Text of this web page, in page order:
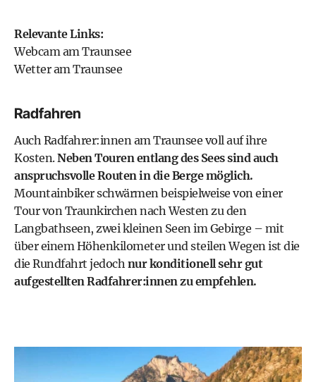
Relevante Links:
Webcam am Traunsee
Wetter am Traunsee
Radfahren
Auch Radfahrer:innen am Traunsee voll auf ihre
Kosten.Neben Touren entlang des Sees sind auch
anspruchsvolle Routen in die Berge möglich.
Mountainbiker schwärmen beispielweise von einer
Tour von Traunkirchen nach Westen zu den
Langbathseen, zwei kleinen Seen im Gebirge – mit
über einem Höhenkilometer und steilen Wegen ist die
die Rundfahrt jedoch nur konditionell sehr gut
aufgestellten Radfahrer:innen zu empfehlen.